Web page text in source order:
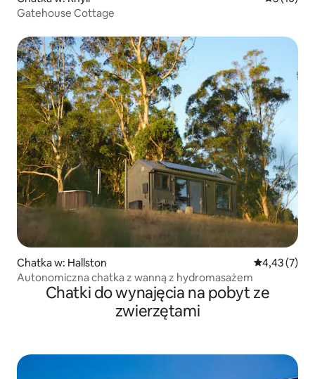
Gatehouse Cottage
Chatka w: Hallston Średnia
4,43 (7)
Autonomiczna chatka z wanną z hydromasażem
Chatki do wynajęcia na pobyt ze
zwierzętami